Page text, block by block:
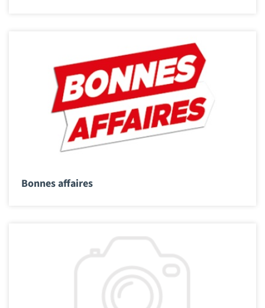
Bonnes affaires